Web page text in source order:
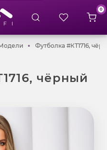
0
одежда
МоделиФутболка #КТ1716,
чёрный